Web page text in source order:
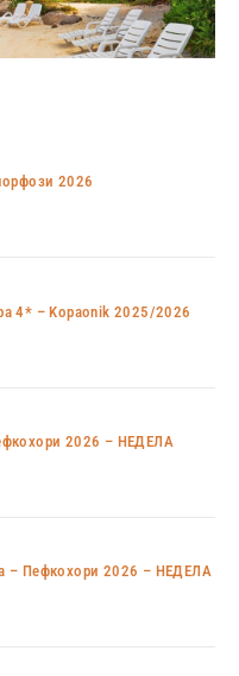
2026
4* – Kopaonik 2025/2026
2026 – НЕДЕЛА
– Пефкохори 2026 – НЕДЕЛА